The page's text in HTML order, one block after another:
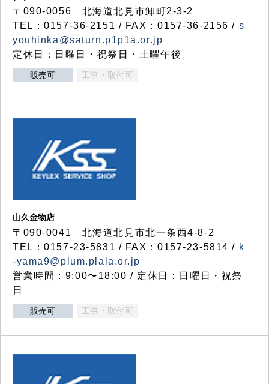
〒090-0056 北海道北見市卸町2-3-2
TEL：0157-36-2151 / FAX：0157-36-2156 / s
youhinka@saturn.p1p1a.or.jp
定休日：日曜日・祝祭日・土曜午後
販売可 工事・取付可
山久金物店
〒090-0041 北海道北見市北一条西4-8-2
TEL：0157-23-5831 / FAX：0157-23-5814 / k
-yama9@plum.plala.or.jp
営業時間：9:00〜18:00 / 定休日：日曜日・祝祭
日
販売可 工事・取付可